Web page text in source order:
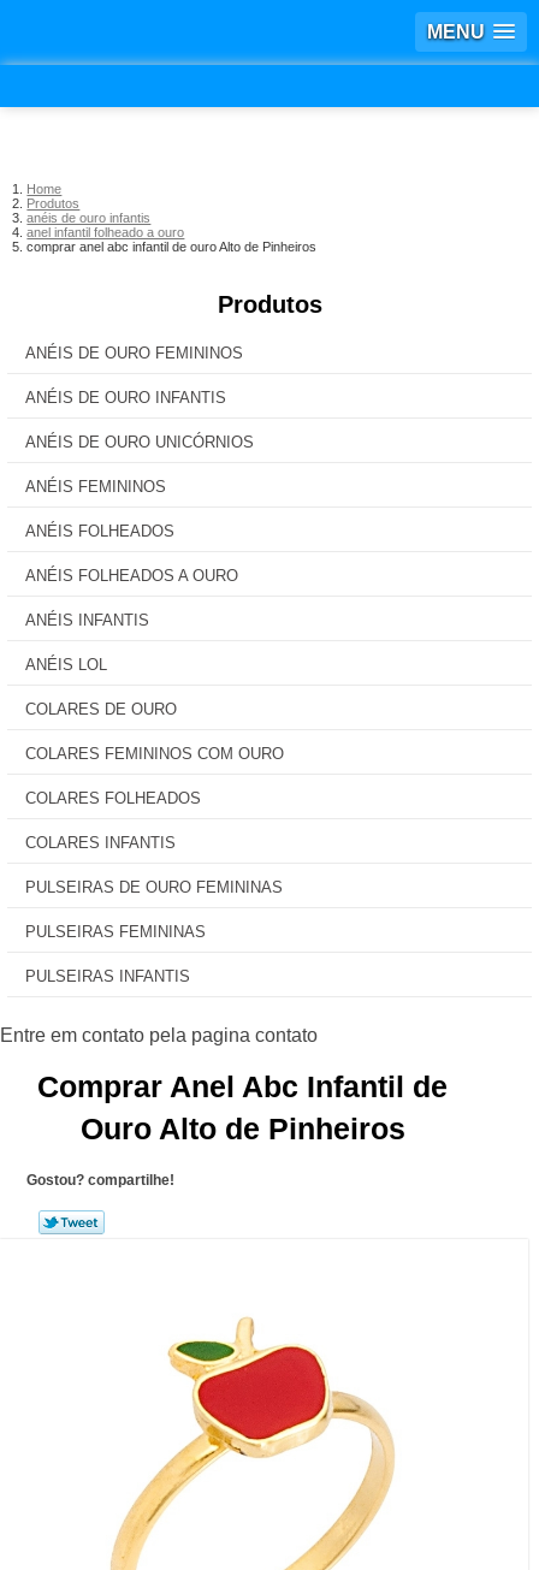
MENU
Home
Produtos
anéis de ouro infantis
anel infantil folheado a ouro
comprar anel abc infantil de ouro Alto de Pinheiros
Produtos
ANÉIS DE OURO FEMININOS
ANÉIS DE OURO INFANTIS
ANÉIS DE OURO UNICÓRNIOS
ANÉIS FEMININOS
ANÉIS FOLHEADOS
ANÉIS FOLHEADOS A OURO
ANÉIS INFANTIS
ANÉIS LOL
COLARES DE OURO
COLARES FEMININOS COM OURO
COLARES FOLHEADOS
COLARES INFANTIS
PULSEIRAS DE OURO FEMININAS
PULSEIRAS FEMININAS
PULSEIRAS INFANTIS
Comprar Anel Abc Infantil de
Ouro Alto de Pinheiros
Gostou? compartilhe!